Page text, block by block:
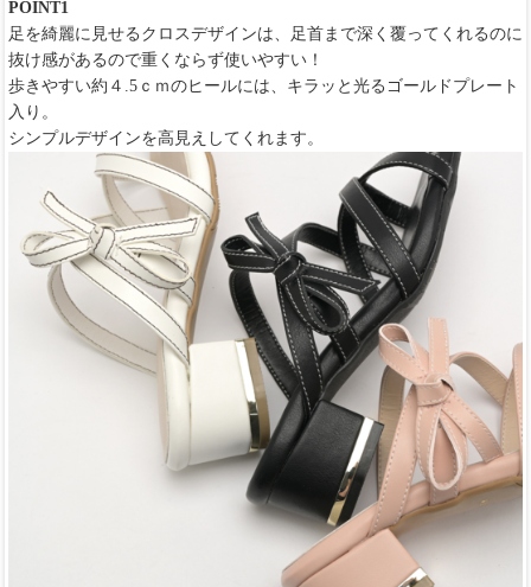
POINT1
足を綺麗に見せるクロスデザインは、足首まで深く覆ってくれるのに
抜け感があるので重くならず使いやすい！
歩きやすい約４.5ｃｍのヒールには、キラッと光るゴールドプレート
入り。
シンプルデザインを高見えしてくれます。